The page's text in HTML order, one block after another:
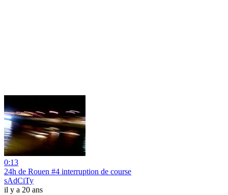
0:13
24h de Rouen #4 interruption de course
sAdCiTy
il y a 20 ans